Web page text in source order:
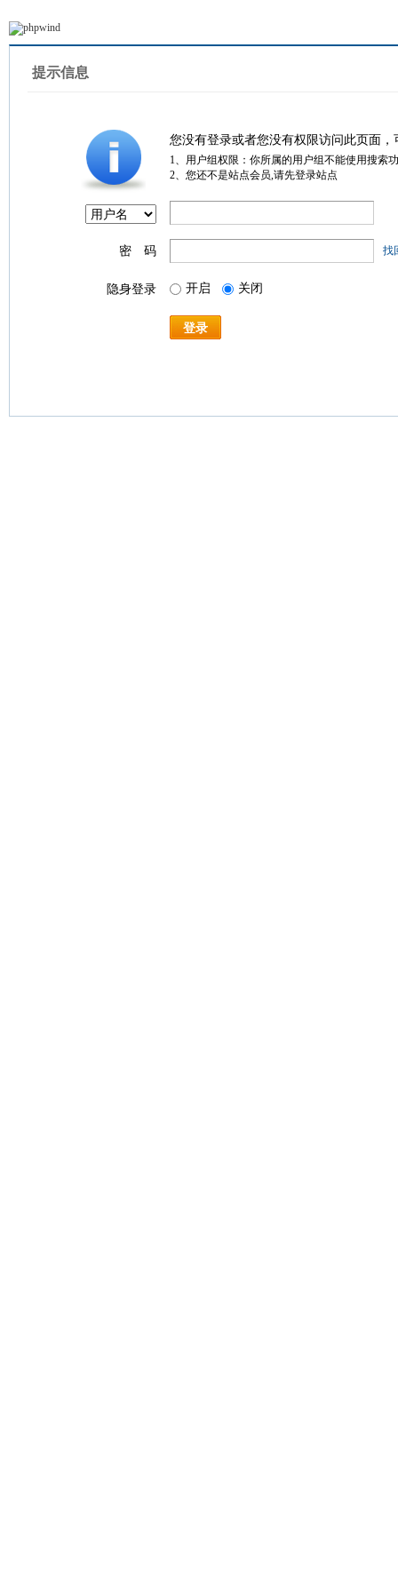
提示信息
您没有登录或者您没有权限访问此页面
1、用户组权限：你所属的用户组不能使用搜索
2、您还不是站点会员,请先登录站点
密 码 找
隐身登录 开启 关闭
登录